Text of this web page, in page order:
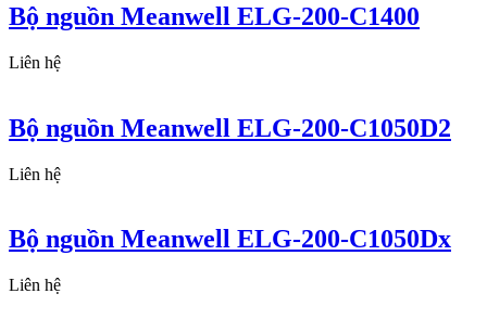
Bộ nguồn Meanwell ELG-200-C1400
Liên hệ
Bộ nguồn Meanwell ELG-200-C1050D2
Liên hệ
Bộ nguồn Meanwell ELG-200-C1050Dx
Liên hệ